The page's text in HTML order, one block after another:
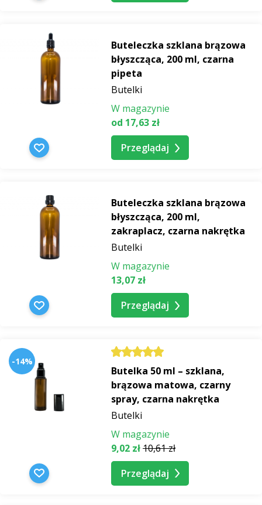
Buteleczka szklana brązowa
błyszcząca, 200 ml, czarna
pipeta
Butelki
W magazynie
od 17,63 zł
Przeglądaj
Buteleczka szklana brązowa
błyszcząca, 200 ml,
zakraplacz, czarna nakrętka
Butelki
W magazynie
13,07 zł
Przeglądaj
-14%
Butelka 50 ml – szklana,
brązowa matowa, czarny
spray, czarna nakrętka
Butelki
W magazynie
9,02 zł10,61 zł
Przeglądaj